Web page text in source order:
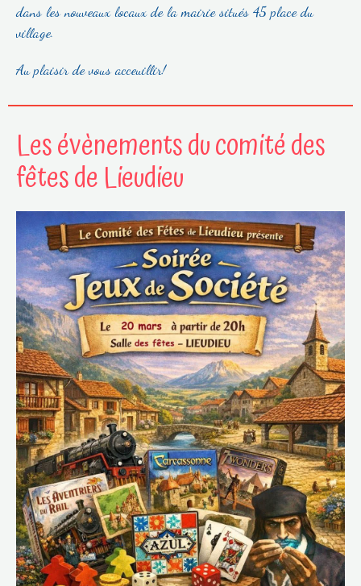
dans les nouveaux locaux de la mairie situés 45 place du
village.
Au plaisir de vous acceuillir!
Les évènements du comité des
fêtes de Lieudieu